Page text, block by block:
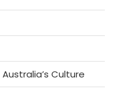
Culture